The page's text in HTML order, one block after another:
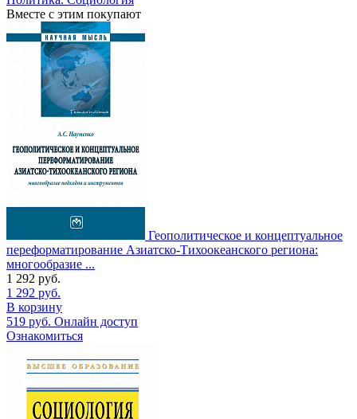
Вместе с этим покупают
Геополитическое и концептуальное
переформатирование Азиатско-Тихоокеанского региона:
многообразие ...
1 292 руб.
1 292 руб.
В корзину
519 руб. Онлайн доступ
Ознакомиться